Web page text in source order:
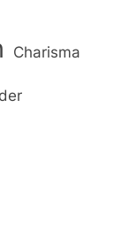
Charisma